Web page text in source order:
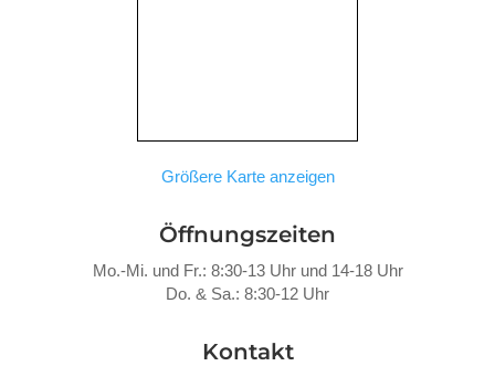
Größere Karte anzeigen
Öffnungszeiten
Mo.-Mi. und Fr.: 8:30-13 Uhr und 14-18 Uhr
Do. & Sa.: 8:30-12 Uhr
Kontakt